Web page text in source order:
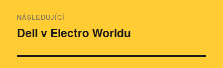
NÁSLEDUJÍCÍ
Následující
Dell v Electro Worldu